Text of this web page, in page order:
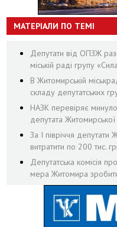
МАТЕРІАЛИ ПО ТЕМІ
Депутати від ОПЗЖ
міській раді групу
В Житомирській
складу депутатських
НАЗК перевіряє
депутата Житомирської
За І півріччя депутати
витратити по 200 тис.
Депутатська комісія
мера Житомира